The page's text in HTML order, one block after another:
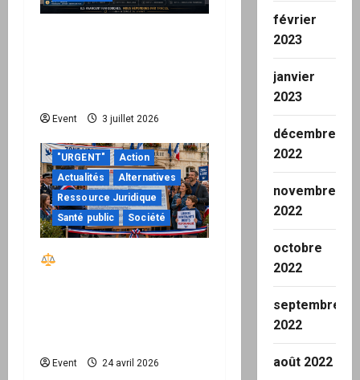
Event 3 juillet 2026
"URGENT"
Action
Actualités
Alternatives
Ressource Juridique
Santé public
Société
Event 24 avril 2026
février
2023
janvier
2023
décembre
2022
novembre
2022
octobre
2022
septembre
2022
août 2022